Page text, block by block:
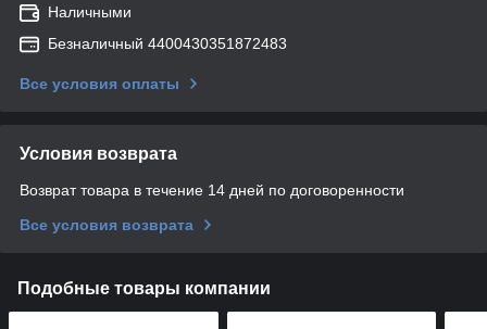
Наличными
Безналичный 4400430351872483
Все условия оплаты
Условия возврата
Возврат товара в течение 14 дней по договоренности
Все условия возврата
Подобные товары компании